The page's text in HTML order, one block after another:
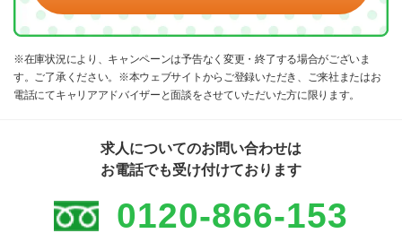
※在庫状況により、キャンペーンは予告なく変更・終了する場合がございま
す。ご了承ください。※本ウェブサイトからご登録いただき、ご来社またはお
電話にてキャリアアドバイザーと面談をさせていただいた方に限ります。
求人についてのお問い合わせは
お電話でも受け付けております
0120-866-153